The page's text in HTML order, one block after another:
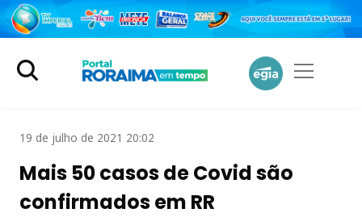
19 de julho de 2021 20:02
Mais 50 casos de Covid são
confirmados em RR